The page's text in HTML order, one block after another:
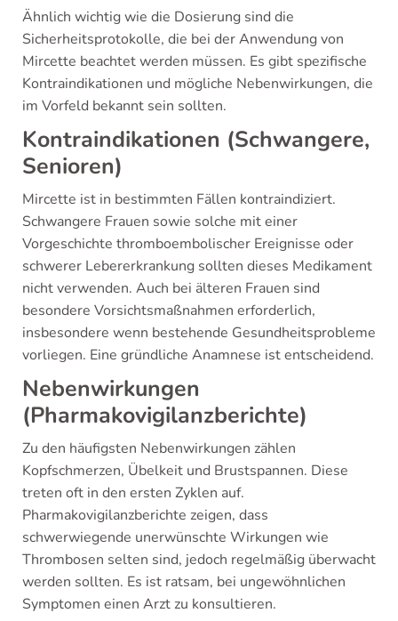
Ähnlich wichtig wie die Dosierung sind die
Sicherheitsprotokolle, die bei der Anwendung von
Mircette beachtet werden müssen. Es gibt spezifische
Kontraindikationen und mögliche Nebenwirkungen, die
im Vorfeld bekannt sein sollten.
Kontraindikationen (Schwangere,
Senioren)
Mircette ist in bestimmten Fällen kontraindiziert.
Schwangere Frauen sowie solche mit einer
Vorgeschichte thromboembolischer Ereignisse oder
schwerer Lebererkrankung sollten dieses Medikament
nicht verwenden. Auch bei älteren Frauen sind
besondere Vorsichtsmaßnahmen erforderlich,
insbesondere wenn bestehende Gesundheitsprobleme
vorliegen. Eine gründliche Anamnese ist entscheidend.
Nebenwirkungen
(Pharmakovigilanzberichte)
Zu den häufigsten Nebenwirkungen zählen
Kopfschmerzen, Übelkeit und Brustspannen. Diese
treten oft in den ersten Zyklen auf.
Pharmakovigilanzberichte zeigen, dass
schwerwiegende unerwünschte Wirkungen wie
Thrombosen selten sind, jedoch regelmäßig überwacht
werden sollten. Es ist ratsam, bei ungewöhnlichen
Symptomen einen Arzt zu konsultieren.